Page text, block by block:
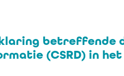
betreffende
(CSRD) in